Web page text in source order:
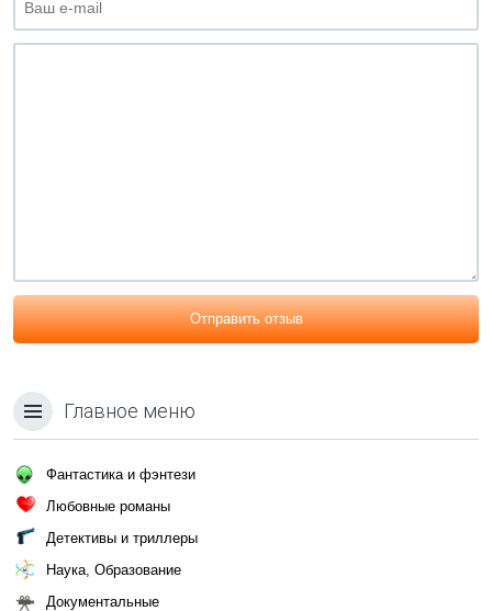
Отправить отзыв
Главное меню
Фантастика и фэнтези
Любовные романы
Детективы и триллеры
Наука, Образование
Документальные